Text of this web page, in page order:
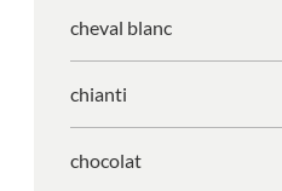
cheval blanc
chianti
chocolat